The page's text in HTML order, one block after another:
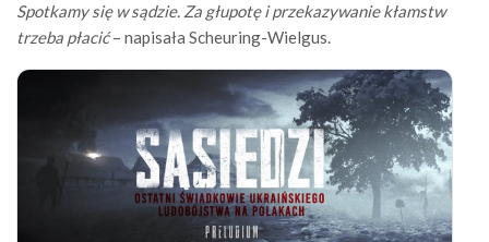
Spotkamy się w sądzie. Za głupotę i przekazywanie kłamstw
trzeba płacić– napisała Scheuring-Wielgus.